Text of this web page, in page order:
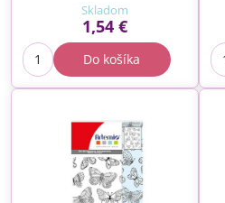
Skladom
1,54 €
Do košíka